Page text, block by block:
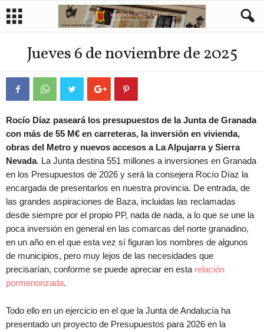
Jueves 6 de noviembre de 2025
Rocío Díaz paseará los presupuestos de la Junta de Granada
con más de 55 M€ en carreteras, la inversión en vivienda,
obras del Metro y nuevos accesos a La Alpujarra y Sierra
Nevada. La Junta destina 551 millones a inversiones en Granada
en los Presupuestos de 2026 y será la consejera Rocío Díaz la
encargada de presentarlos en nuestra provincia. De entrada, de
las grandes aspiraciones de Baza, incluidas las reclamadas
desde siempre por el propio PP, nada de nada, a lo que se une la
poca inversión en general en las comarcas del norte granadino,
en un año en el que esta vez sí figuran los nombres de algunos
de municipios, pero muy lejos de las necesidades que
precisarían, conforme se puede apreciar en esta relación
pormenorizada.
Todo ello en un ejercicio en el que la Junta de Andalucía ha
presentado un proyecto de Presupuestos para 2026 en la